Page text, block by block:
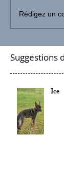
Rédigez un
Suggestions
Ice